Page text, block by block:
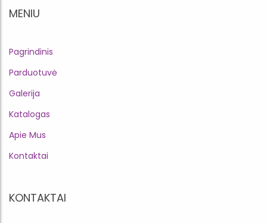
MENIU
Pagrindinis
Parduotuvė
Galerija
Katalogas
Apie Mus
Kontaktai
KONTAKTAI